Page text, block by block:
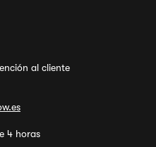
al cliente
4 horas